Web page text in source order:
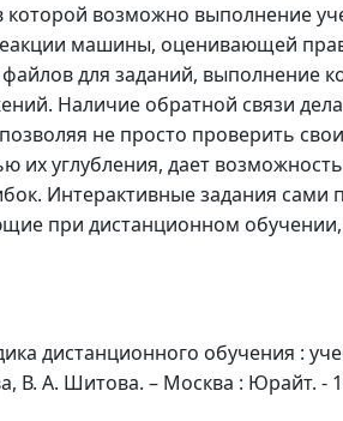
которой возможно выполнение
машины, оценивающей
для заданий, выполнение
Наличие обратной связи
не просто проверить
углубления, дает
Интерактивные задания сами
при дистанционном обучении,
дистанционного обучения :
В. А. Шитова. – Москва : Юрайт. -